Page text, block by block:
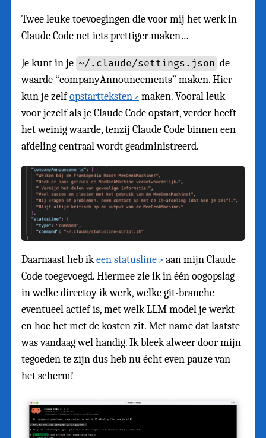
Twee leuke toevoegingen die voor mij het werk in
Claude Code net iets prettiger maken…
Je kunt in je ~/.claude/settings.json de
waarde “companyAnnouncements” maken. Hier
kun je zelfopstartteksten
maken. Vooral leuk
voor jezelf als je Claude Code opstart, verder heeft
het weinig waarde, tenzij Claude Code binnen een
afdeling centraal wordt geadministreerd.
Daarnaast heb ikeen statusline
aan mijn Claude
Code toegevoegd. Hiermee zie ik in één oogopslag
in welke directoy ik werk, welke git-branche
eventueel actief is, met welk LLM model je werkt
en hoe het met de kosten zit. Met name dat laatste
was vandaag wel handig. Ik bleek alweer door mijn
tegoeden te zijn dus heb nu écht even pauze van
het scherm!